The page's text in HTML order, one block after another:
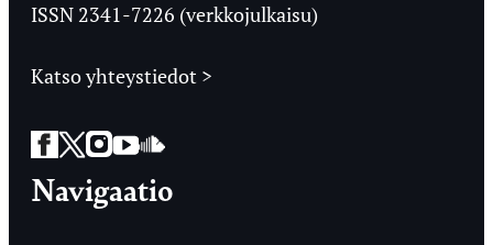
ISSN 2341-7226 (verkkojulkaisu)
Katso yhteystiedot >
Facebook
Twitter
Instagram
YouTube
SoundCloud
Navigaatio